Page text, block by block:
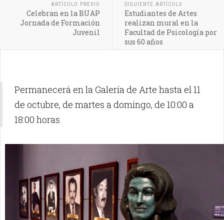
ARTÍCULO PREVIO
Celebran en la BUAP
Jornada de Formación
Juvenil
SIGUIENTE ARTÍCULO
Estudiantes de Artes
realizan mural en la
Facultad de Psicología por
sus 60 años
Permanecerá en la Galería de Arte hasta el 11
de octubre, de martes a domingo, de 10:00 a
18:00 horas